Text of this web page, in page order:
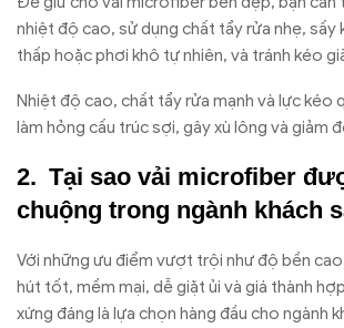
nhiệt độ cao, sử dụng chất tẩy rửa nhẹ, sấy
thấp hoặc phơi khô tự nhiên, và tránh kéo
Nhiệt độ cao, chất tẩy rửa mạnh và lực kéo
làm hỏng cấu trúc sợi, gây xù lông và giảm
Tại sao vải microfiber
chuộng trong ngành khách
Với những ưu điểm vượt trội như độ bền
hút tốt, mềm mại, dễ giặt ủi và giá thành
xứng đáng là lựa chọn hàng đầu cho ngành